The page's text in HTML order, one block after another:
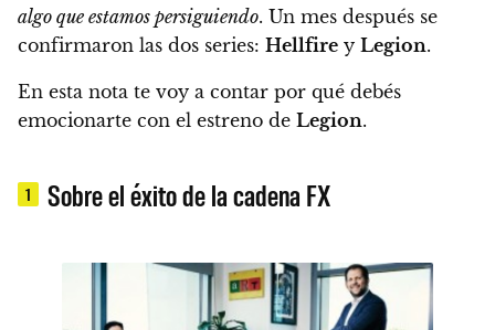
algo que estamos persiguiendo. Un mes después se
confirmaron las dos series: Hellfire y Legion.
En esta nota te voy a contar por qué debés
emocionarte con el estreno de Legion.
1 Sobre el éxito de la cadena FX